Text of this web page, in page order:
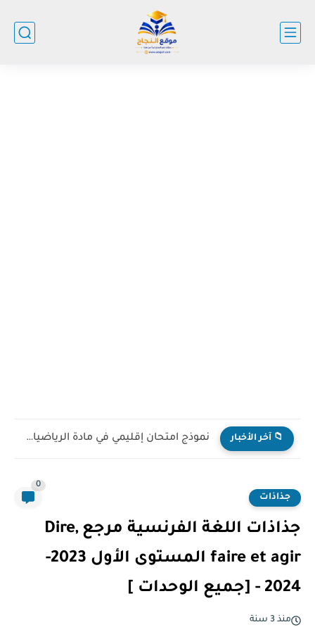
📁 آخر الأخبار نموذج امتحان إقليمي في مادة الرياضيات للمستوى السادس ابتدائي...
جذاذات
0
جذاذات اللغة الفرنسية مرجع Dire,
faire et agir المستوى الأول 2023-
2024 - [جميع الوحدات ]
منذ 3 سنة